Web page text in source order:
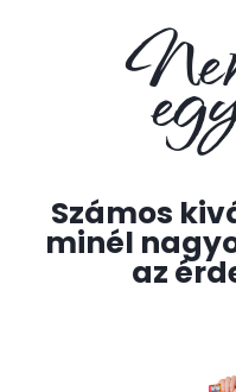
Számos
minél
az